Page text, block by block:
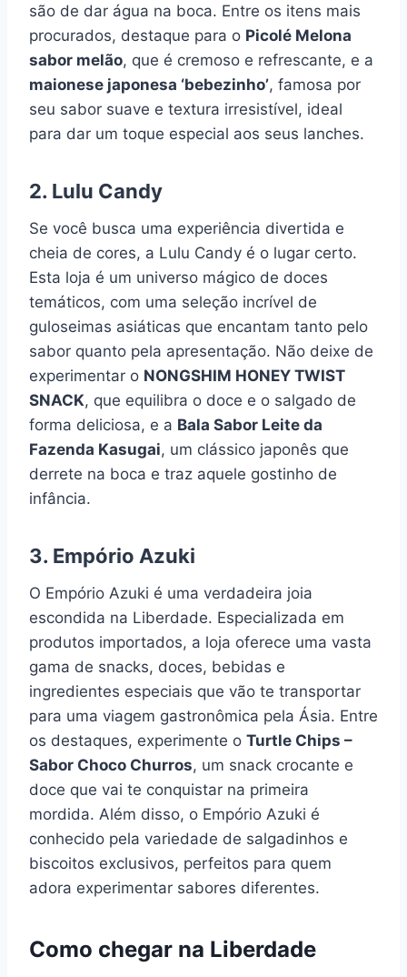
são de dar água na boca. Entre os itens mais
procurados, destaque para o Picolé Melona
sabor melão, que é cremoso e refrescante, e a
maionese japonesa ‘bebezinho’, famosa por
seu sabor suave e textura irresistível, ideal
para dar um toque especial aos seus lanches.
2. Lulu Candy
Se você busca uma experiência divertida e
cheia de cores, a Lulu Candy é o lugar certo.
Esta loja é um universo mágico de doces
temáticos, com uma seleção incrível de
guloseimas asiáticas que encantam tanto pelo
sabor quanto pela apresentação. Não deixe de
experimentar o NONGSHIM HONEY TWIST
SNACK, que equilibra o doce e o salgado de
forma deliciosa, e a Bala Sabor Leite da
Fazenda Kasugai, um clássico japonês que
derrete na boca e traz aquele gostinho de
infância.
3. Empório Azuki
O Empório Azuki é uma verdadeira joia
escondida na Liberdade. Especializada em
produtos importados, a loja oferece uma vasta
gama de snacks, doces, bebidas e
ingredientes especiais que vão te transportar
para uma viagem gastronômica pela Ásia. Entre
os destaques, experimente o Turtle Chips –
Sabor Choco Churros, um snack crocante e
doce que vai te conquistar na primeira
mordida. Além disso, o Empório Azuki é
conhecido pela variedade de salgadinhos e
biscoitos exclusivos, perfeitos para quem
adora experimentar sabores diferentes.
Como chegar na Liberdade